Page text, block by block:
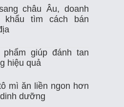
Nuôi Trồng Thủy Sản
Theo Dõi Nhiệt Độ
Thủy Sản
châu Âu, doanh
khẩu tìm cách bán
giúp đánh tan
hiệu quả
mì ăn liền ngon hơn
dưỡng